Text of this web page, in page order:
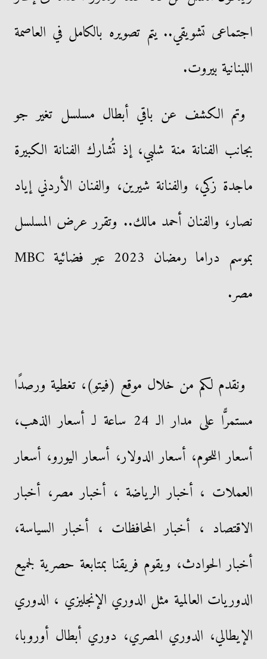
اجتماعى تشويقي.. يتم تصويره بالكامل في العاصمة
اللبنانية بيروت.
وتم الكشف عن باقي أبطال مسلسل تغير جو
بجانب الفنانة منة شلبي، إذ تُشارك الفنانة الكبيرة
ماجدة زكي، والفنانة شيرين، والفنان الأردني إياد
نصار، والفنان أحمد مالك.. وتقرر عرض المسلسل
بموسم دراما رمضان 2023 عبر فضائية MBC
مصر.
ونقدم لكم من خلال موقع (فيتو)، تغطية ورصدًا
مستمرًّا على مدار الـ 24 ساعة لـ أسعار الذهب،
أسعار اللحوم، أسعار الدولار، أسعار اليورو، أسعار
العملات ، أخبار الرياضة ، أخبار مصر، أخبار
الاقتصاد ، أخبار المحافظات ، أخبار السياسة،
أخبار الحوادث، ويقوم فريقنا بمتابعة حصرية لجميع
الدوريات العالمية مثل الدوري الإنجليزي ، الدوري
الإيطالي، الدوري المصري، دوري أبطال أوروبا،